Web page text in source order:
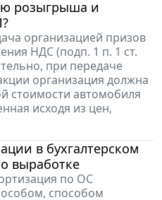
розыгрыша и
организацией призов
НДС (подп. 1 п. 1 ст.
при передаче
организация должна
стоимости автомобиля
исходя из цен,
в бухгалтерском
выработке
по ОС
способом